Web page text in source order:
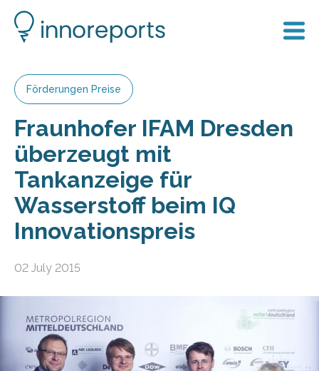
Förderungen Preise
Fraunhofer IFAM Dresden
überzeugt mit
Tankanzeige für
Wasserstoff beim IQ
Innovationspreis
02 July 2015